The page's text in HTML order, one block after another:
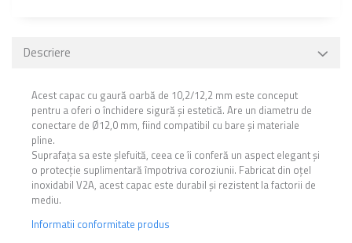
Descriere
Acest capac cu gaură oarbă de 10,2/12,2 mm este conceput
pentru a oferi o închidere sigură și estetică. Are un diametru de
conectare de Ø12,0 mm, fiind compatibil cu bare și materiale
pline.
Suprafața sa este șlefuită, ceea ce îi conferă un aspect elegant și
o protecție suplimentară împotriva coroziunii. Fabricat din oțel
inoxidabil V2A, acest capac este durabil și rezistent la factorii de
mediu.
Informatii conformitate produs